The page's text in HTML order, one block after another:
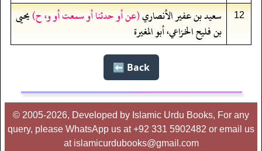
12 سعيد بن عفير الأنصاري(عن أو حدثنا أو سمعت أو و، ح)يحيى
بن فليح الخزاعي، أبو المغيرة
Back ⬅️
© 2005-2026, Developed by Islamic Urdu Books, For any
query, please WhatsApp us at +92 331 5902482 or email us
at islamicurdubooks@gmail.com